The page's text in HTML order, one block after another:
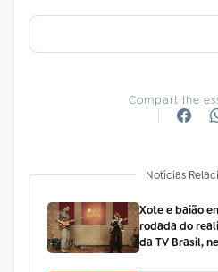
Compartilhe
Notícias
Xote e baião
rodada do
da TV Brasil,